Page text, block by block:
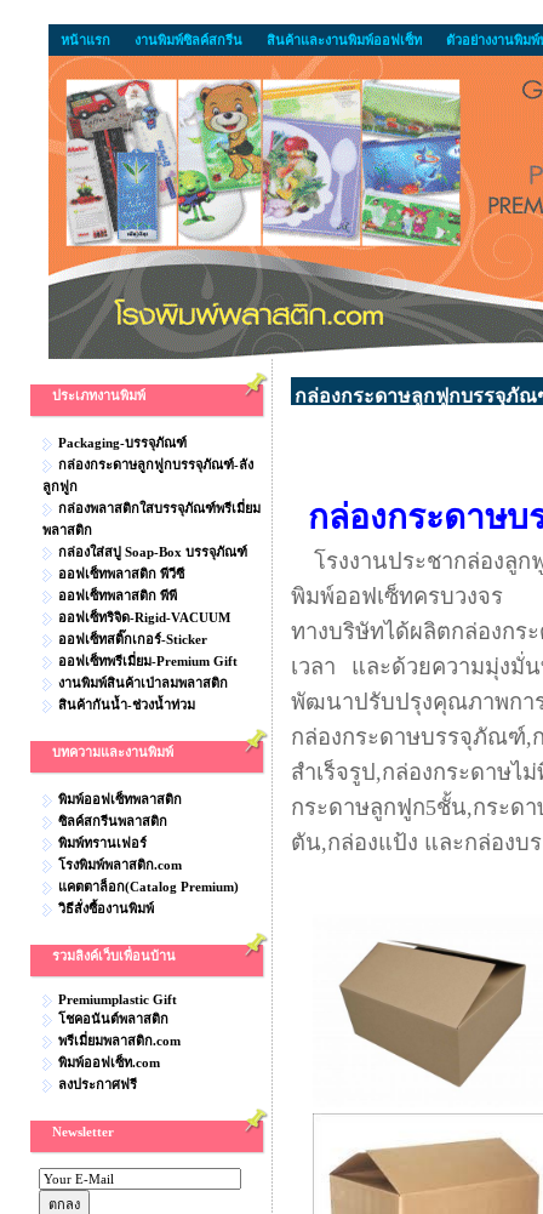
หน้าแรก งานพิมพ์ซิลค์สกรีน สินค้าและงานพิมพ์ออฟเซ็ท ตัวอย่างงานพิม
ประเภทงานพิมพ์
Packaging-บรรจุภัณฑ์
กล่องกระดาษลูกฟูกบรรจุภัณฑ์-ลัง
ลูกฟูก
กล่องพลาสติกใสบรรจุภัณฑ์พรีเมี่ยม
พลาสติก
กล่องใส่สบู่ Soap-Box บรรจุภัณฑ์
ออฟเซ็ทพลาสติก พีวีซี
ออฟเซ็ทพลาสติก พีพี
ออฟเซ็ทริจิด-Rigid-VACUUM
ออฟเซ็ทสติ๊กเกอร์-Sticker
ออฟเซ็ทพรีเมี่ยม-Premium Gift
งานพิมพ์สินค้าเป่าลมพลาสติก
สินค้ากันน้ำ-ช่วงน้ำท่วม
บทความและงานพิมพ์
พิมพ์ออฟเซ็ทพลาสติก
ซิลค์สกรีนพลาสติก
พิมพ์ทรานเฟอร์
โรงพิมพ์พลาสติก.com
แคตตาล็อก(Catalog Premium)
วิธีสั่งซื้องานพิมพ์
รวมลิงค์เว็บเพื่อนบ้าน
Premiumplastic Gift
โชคอนันต์พลาสติก
พรีเมี่ยมพลาสติก.com
พิมพ์ออฟเซ็ท.com
ลงประกาศฟรี
Newsletter
กล่องกระดาษลูกฟูกบรรจุภัณ
กล่องกระดาษ
โรงงานประชากล่องลูก
พิมพ์ออฟเซ็ทครบวงจร
ทางบริษัทได้ผลิตกล่องก
เวลา และด้วยความมุ่งมั่
พัฒนาปรับปรุงคุณภาพกา
กล่องกระดาษบรรจุภัณฑ์,
สำเร็จรูป,กล่องกระดาษไ
กระดาษลูกฟูก5ชั้น,กระด
ตัน,กล่องแป้ง และกล่อง